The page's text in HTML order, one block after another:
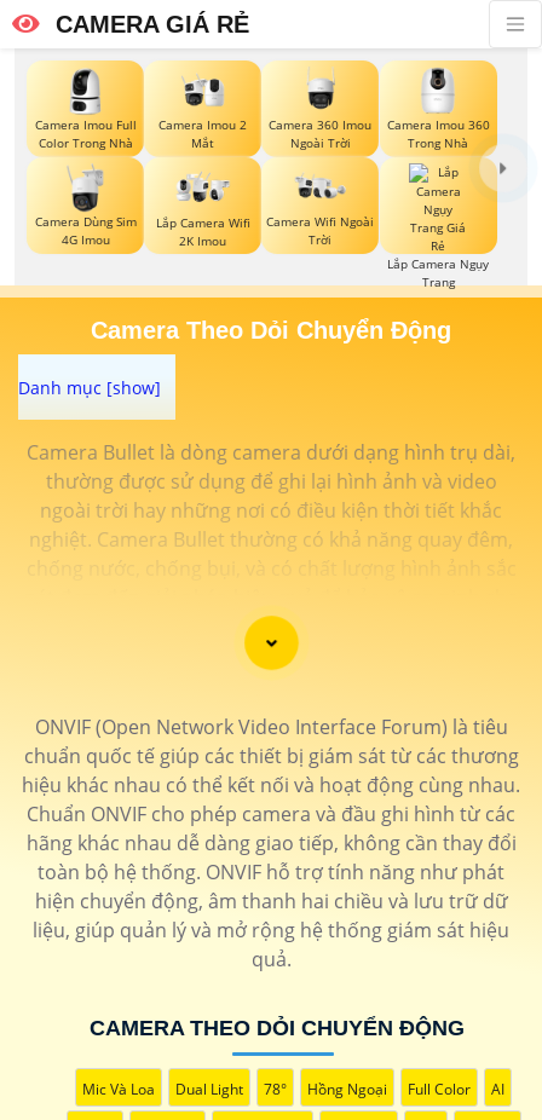
CAMERA GIÁ RẺ
Camera Imou Full
Color Trong Nhà
Camera Imou 2
Mắt
Camera 360 Imou
Ngoài Trời
Camera Imou 360
Trong Nhà
Camera Dùng Sim
4G Imou
Lắp Camera Wifi
2K Imou
Camera Wifi Ngoài
Trời
Lắp Camera Ngụy
Trang
Camera Theo Dỏi Chuyển Động
Camera Bullet là dòng camera dưới dạng hình trụ dài,
thường được sử dụng để ghi lại hình ảnh và video
ngoài trời hay những nơi có điều kiện thời tiết khắc
nghiệt. Camera Bullet thường có khả năng quay đêm,
chống nước, chống bụi, và có chất lượng hình ảnh sắc
gia đình và doanh nghiệp.
ONVIF (Open Network Video Interface Forum) là tiêu
chuẩn quốc tế giúp các thiết bị giám sát từ các thương
hiệu khác nhau có thể kết nối và hoạt động cùng nhau.
Chuẩn ONVIF cho phép camera và đầu ghi hình từ các
hãng khác nhau dễ dàng giao tiếp, không cần thay đổi
toàn bộ hệ thống. ONVIF hỗ trợ tính năng như phát
hiện chuyển động, âm thanh hai chiều và lưu trữ dữ
liệu, giúp quản lý và mở rộng hệ thống giám sát hiệu
quả.
CAMERA THEO DỎI CHUYỂN ĐỘNG
Mic Và Loa Dual Light 78° Hồng Ngoại Full Color AI